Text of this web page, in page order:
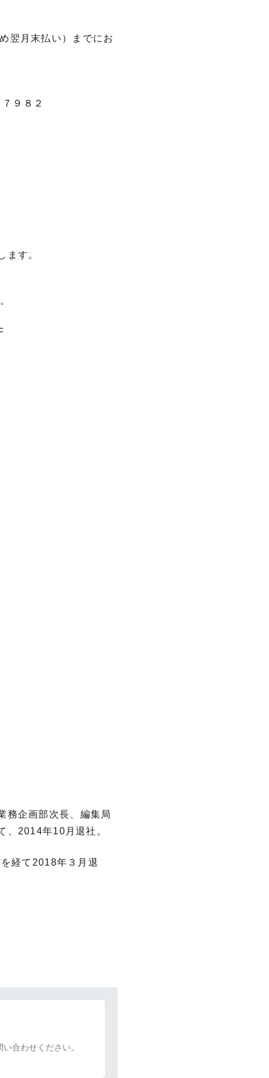
月末払い）までにお
７９８２
ます。
務企画部次長、編集局
、2014年10月退社。
経て2018年３月退
合わせください。